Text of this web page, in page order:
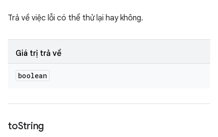
Trả về việc lỗi có thể thử lại hay không.
Giá trị trả về
boolean
toString